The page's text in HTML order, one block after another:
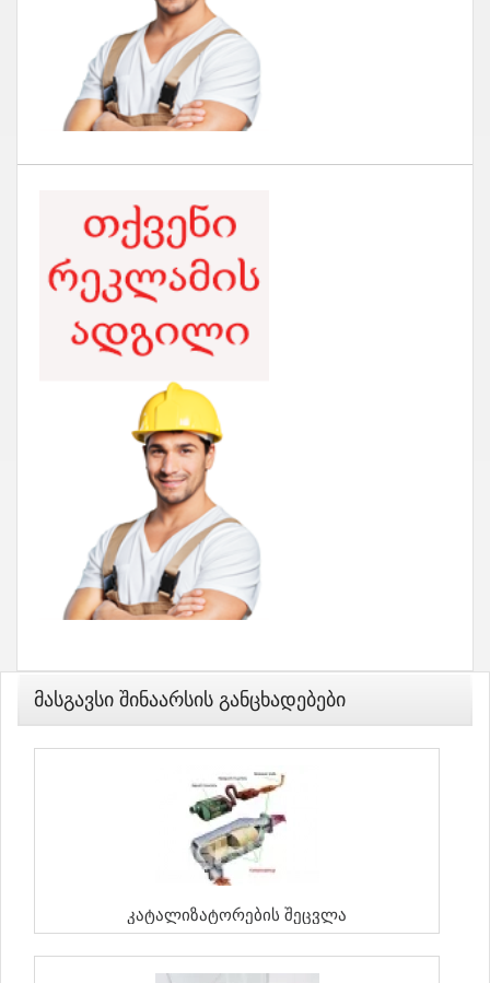
Მასგავსი Შინაარსის Განცხადებები
Კატალიზატორების Შეცვლა